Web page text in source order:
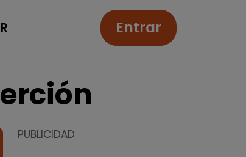
Entrar
PUBLICIDAD